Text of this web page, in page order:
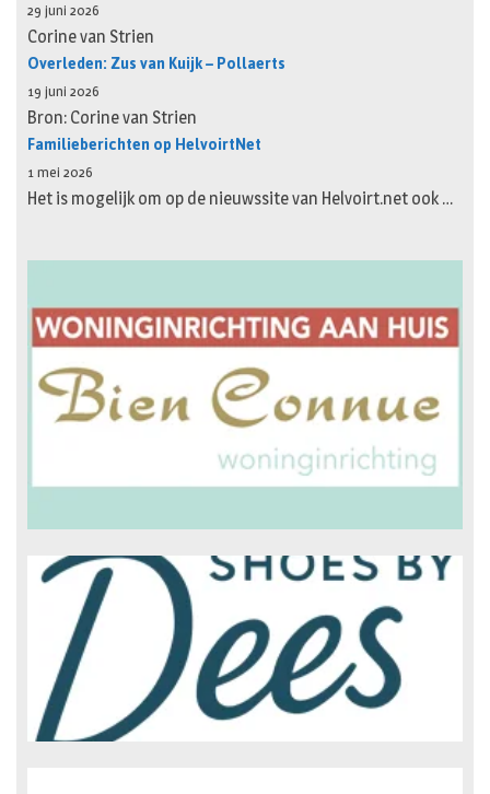
29 juni 2026
Corine van Strien
Overleden: Zus van Kuijk – Pollaerts
19 juni 2026
Bron: Corine van Strien
Familieberichten op HelvoirtNet
1 mei 2026
Het is mogelijk om op de nieuwssite van Helvoirt.net ook …